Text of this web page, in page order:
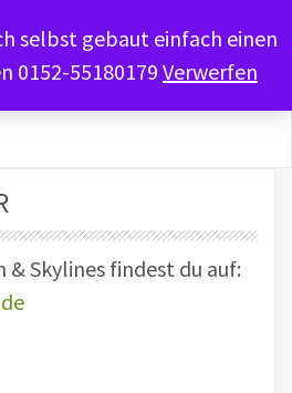
& Skylines findest du auf:
selbst gebaut einfach einen
0152-55180179 Verwerfen